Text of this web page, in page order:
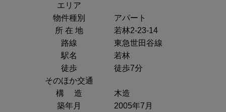
エリア
物件種別
アパート
所 在 地
若林2-23-14
路線
東急世田谷線
駅名
若林
徒歩
徒歩7分
そのほか交通
構 造
木造
築年月
2005年7月